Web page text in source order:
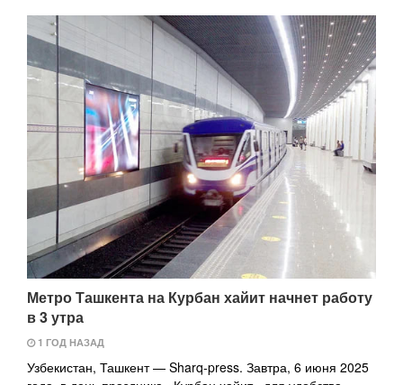
Метро Ташкента на Курбан хайит начнет работу
в 3 утра
1 ГОД НАЗАД
Узбекистан, Ташкент — Sharq-press. Завтра, 6 июня 2025